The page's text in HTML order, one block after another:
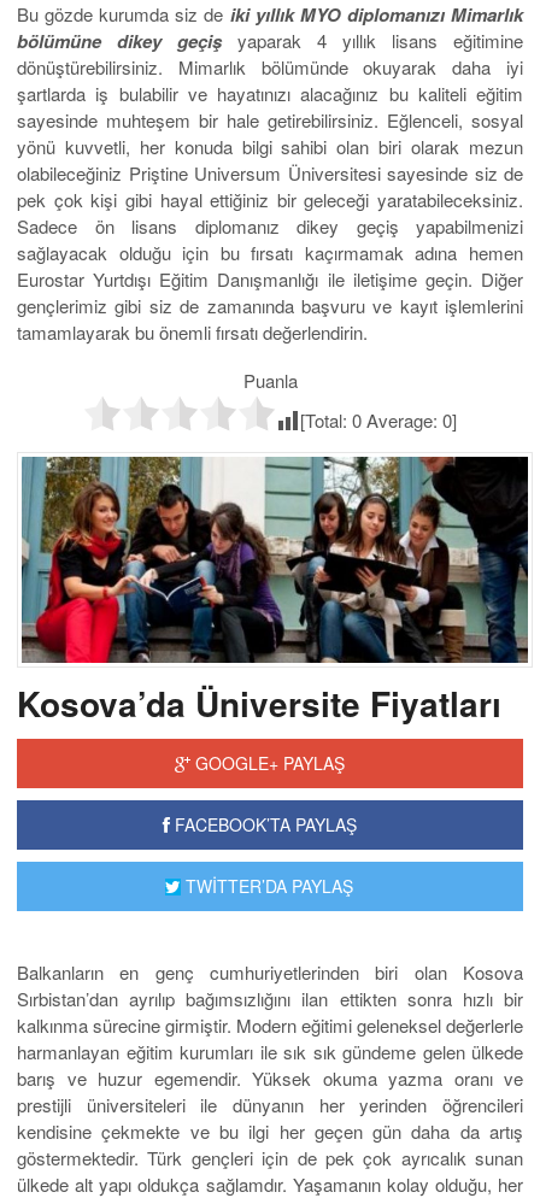
Bu gözde kurumda siz de iki yıllık MYO diplomanızı Mimarlık
bölümüne dikey geçişyaparak 4 yıllık lisans eğitimine
dönüştürebilirsiniz. Mimarlık bölümünde okuyarak daha iyi
şartlarda iş bulabilir ve hayatınızı alacağınız bu kaliteli eğitim
sayesinde muhteşem bir hale getirebilirsiniz. Eğlenceli, sosyal
yönü kuvvetli, her konuda bilgi sahibi olan biri olarak mezun
olabileceğiniz Priştine Universum Üniversitesi sayesinde siz de
pek çok kişi gibi hayal ettiğiniz bir geleceği yaratabileceksiniz.
Sadece ön lisans diplomanız dikey geçiş yapabilmenizi
sağlayacak olduğu için bu fırsatı kaçırmamak adına hemen
Eurostar Yurtdışı Eğitim Danışmanlığı ile iletişime geçin. Diğer
gençlerimiz gibi siz de zamanında başvuru ve kayıt işlemlerini
tamamlayarak bu önemli fırsatı değerlendirin.
Puanla
[Total: 0Average: 0]
Kosova’da Üniversite Fiyatları
GOOGLE+ PAYLAŞ
FACEBOOK’TA PAYLAŞ
TWİTTER’DA PAYLAŞ
Balkanların en genç cumhuriyetlerinden biri olan Kosova
Sırbistan’dan ayrılıp bağımsızlığını ilan ettikten sonra hızlı bir
kalkınma sürecine girmiştir. Modern eğitimi geleneksel değerlerle
harmanlayan eğitim kurumları ile sık sık gündeme gelen ülkede
barış ve huzur egemendir. Yüksek okuma yazma oranı ve
prestijli üniversiteleri ile dünyanın her yerinden öğrencileri
kendisine çekmekte ve bu ilgi her geçen gün daha da artış
göstermektedir. Türk gençleri için de pek çok ayrıcalık sunan
ülkede alt yapı oldukça sağlamdır. Yaşamanın kolay olduğu, her